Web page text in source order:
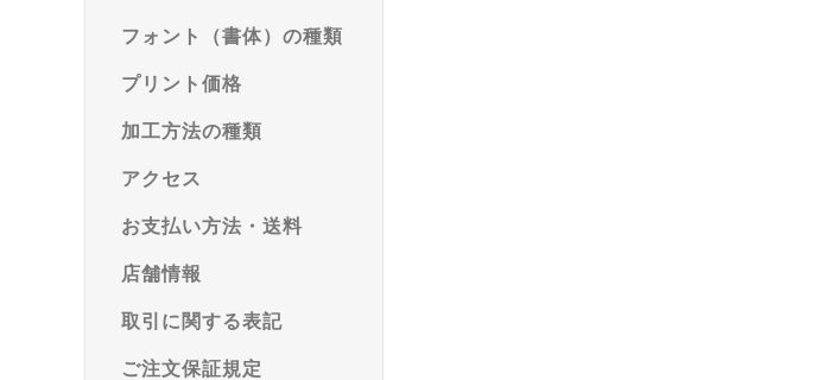
フォント（書体）の種類
プリント価格
加工方法の種類
アクセス
お支払い方法・送料
店舗情報
取引に関する表記
ご注文保証規定